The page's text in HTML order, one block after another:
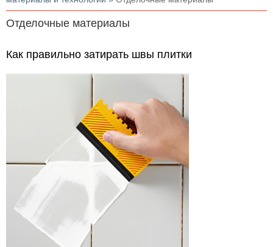
Отделочные материалы
Как правильно затирать швы плитки